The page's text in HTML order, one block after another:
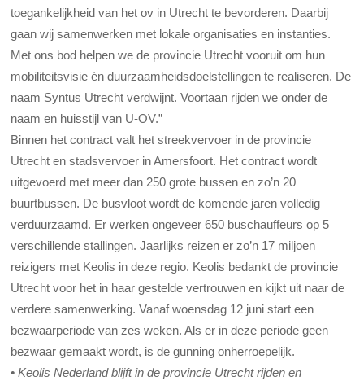
toegankelijkheid van het ov in Utrecht te bevorderen. Daarbij
gaan wij samenwerken met lokale organisaties en instanties.
Met ons bod helpen we de provincie Utrecht vooruit om hun
mobiliteitsvisie én duurzaamheidsdoelstellingen te realiseren. De
naam Syntus Utrecht verdwijnt. Voortaan rijden we onder de
naam en huisstijl van U-OV.”
Binnen het contract valt het streekvervoer in de provincie
Utrecht en stadsvervoer in Amersfoort. Het contract wordt
uitgevoerd met meer dan 250 grote bussen en zo’n 20
buurtbussen. De busvloot wordt de komende jaren volledig
verduurzaamd. Er werken ongeveer 650 buschauffeurs op 5
verschillende stallingen. Jaarlijks reizen er zo’n 17 miljoen
reizigers met Keolis in deze regio. Keolis bedankt de provincie
Utrecht voor het in haar gestelde vertrouwen en kijkt uit naar de
verdere samenwerking. Vanaf woensdag 12 juni start een
bezwaarperiode van zes weken. Als er in deze periode geen
bezwaar gemaakt wordt, is de gunning onherroepelijk.
• Keolis Nederland blijft in de provincie Utrecht rijden en